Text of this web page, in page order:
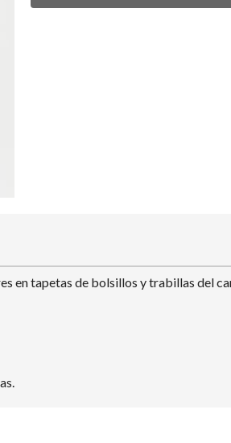
en tapetas de bolsillos y trabillas del